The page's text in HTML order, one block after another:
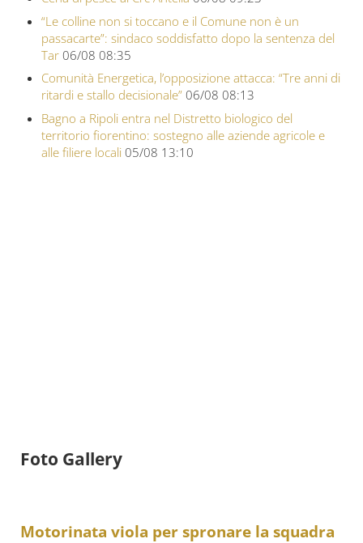
“Le colline non si toccano e il Comune non è un
passacarte”: sindaco soddisfatto dopo la sentenza del
Tar 06/08 08:35
Comunità Energetica, l’opposizione attacca: “Tre anni di
ritardi e stallo decisionale” 06/08 08:13
Bagno a Ripoli entra nel Distretto biologico del
territorio fiorentino: sostegno alle aziende agricole e
alle filiere locali 05/08 13:10
Foto Gallery
Motorinata viola per spronare la squadra